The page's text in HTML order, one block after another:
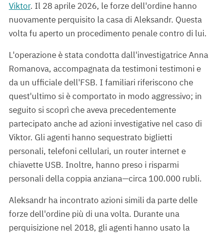
Viktor. Il 28 aprile 2026, le forze dell'ordine hanno
nuovamente perquisito la casa di Aleksandr. Questa
volta fu aperto un procedimento penale contro di lui.
L'operazione è stata condotta dall'investigatrice Anna
Romanova, accompagnata da testimoni testimoni e
da un ufficiale dell'FSB. I familiari riferiscono che
quest'ultimo si è comportato in modo aggressivo; in
seguito si scoprì che aveva precedentemente
partecipato anche ad azioni investigative nel caso di
Viktor. Gli agenti hanno sequestrato biglietti
personali, telefoni cellulari, un router internet e
chiavette USB. Inoltre, hanno preso i risparmi
personali della coppia anziana—circa 100.000 rubli.
Aleksandr ha incontrato azioni simili da parte delle
forze dell'ordine più di una volta. Durante una
perquisizione nel 2018, gli agenti hanno usato la